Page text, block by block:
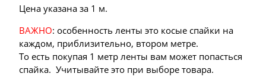
Цена указана за 1 м.
ВАЖНО: особенность ленты это косые спайки на
каждом, приблизительно, втором метре.
То есть покупая 1 метр ленты вам может попасться
спайка. Учитывайте это при выборе товара.